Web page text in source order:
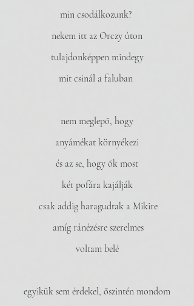
min csodálkozunk?
nekem itt az Orczy úton
tulajdonképpen mindegy
mit csinál a faluban
nem meglepő, hogy
anyámékat környékezi
és az se, hogy ők most
két pofára kajálják
csak addig haragudtak a Mikire
amíg ránézésre szerelmes
voltam belé
egyikük sem érdekel, őszintén mondom